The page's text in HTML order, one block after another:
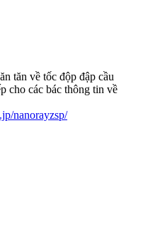
tăn về tốc độp đập cầu
cho các bác thông tin về
nanorayzsp/